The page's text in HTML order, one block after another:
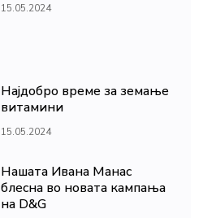
15.05.2024
Најдобро време за земање
витамини
15.05.2024
Нашата Ивана Манас
блесна во новата кампања
на D&G